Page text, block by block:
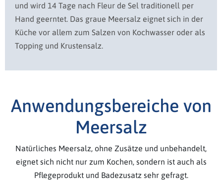
und wird 14 Tage nach Fleur de Sel traditionell per
Hand geerntet. Das graue Meersalz eignet sich in der
Küche vor allem zum Salzen von Kochwasser oder als
Topping und Krustensalz.
Anwendungsbereiche von
Meersalz
Natürliches Meersalz, ohne Zusätze und unbehandelt,
eignet sich nicht nur zum Kochen, sondern ist auch als
Pflegeprodukt und Badezusatz sehr gefragt.